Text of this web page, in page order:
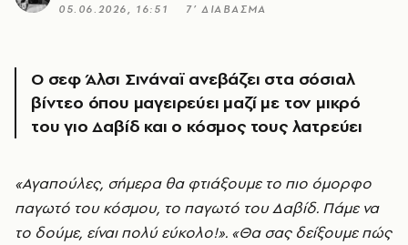
05.06.2026, 16:51 7’ ΔΙΑΒΑΣΜΑ
Ο σεφ Άλσι Σινάναϊ ανεβάζει στα σόσιαλ
βίντεο όπου μαγειρεύει μαζί με τον μικρό
του γιο Δαβίδ και ο κόσμος τους λατρεύει
«Αγαπούλες, σήμερα θα φτιάξουμε το πιο όμορφο
παγωτό του κόσμου, το παγωτό του Δαβίδ. Πάμε να
το δούμε, είναι πολύ εύκολο!». «Θα σας δείξουμε πώς